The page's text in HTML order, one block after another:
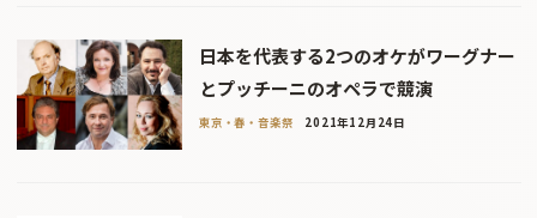
日本を代表する2つのオケがワーグナー
とプッチーニのオペラで競演
東京・春・音楽祭 2021年12月24日